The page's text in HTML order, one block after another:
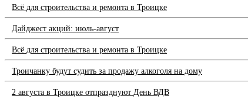
Всё для строительства и ремонта в Троицке
Дайджест акций: июль-август
Всё для строительства и ремонта в Троицке
Троичанку будут судить за продажу алкоголя на дому
2 августа в Троицке отпразднуют День ВДВ